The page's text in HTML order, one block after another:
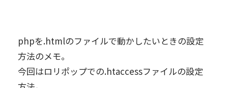
phpを.htmlのファイルで動かしたいときの設定
方法のメモ。
今回はロリポップでの.htaccessファイルの設定